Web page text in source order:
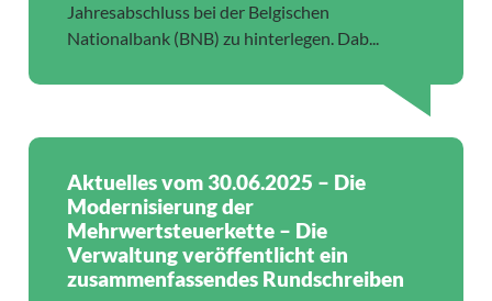
Jahresabschluss bei der Belgischen
Nationalbank (BNB) zu hinterlegen. Dab...
Aktuelles vom 30.06.2025 – Die
Modernisierung der
Mehrwertsteuerkette – Die
Verwaltung veröffentlicht ein
zusammenfassendes Rundschreiben